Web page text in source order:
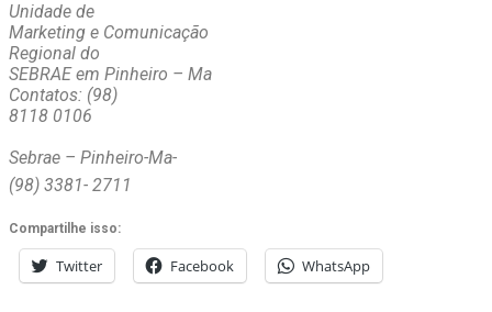
Unidade de
Marketing e Comunicação
Regional do
SEBRAE em Pinheiro – Ma
Contatos: (98)
8118 0106
Sebrae – Pinheiro-Ma-
(98) 3381- 2711
Compartilhe isso:
Twitter Facebook WhatsApp